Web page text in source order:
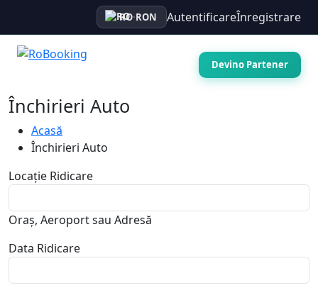
RO·RON AutentificareÎnregistrare
Devino Partener
Închirieri Auto
Acasă
Închirieri Auto
Locație Ridicare
Oraș, Aeroport sau Adresă
Data Ridicare